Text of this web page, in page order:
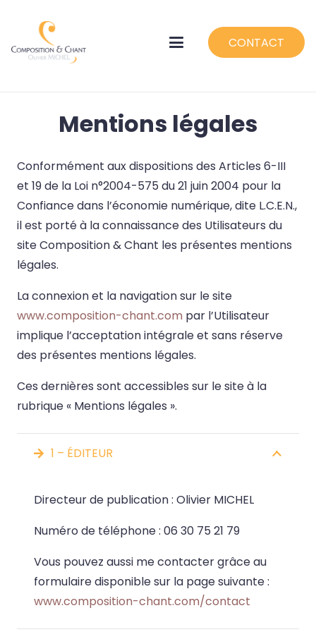
CONTACT
Mentions légales
Conformément aux dispositions des Articles 6-III
et 19 de la Loi n°2004-575 du 21 juin 2004 pour la
Confiance dans l’économie numérique, dite L.C.E.N.,
il est porté à la connaissance des Utilisateurs du
site Composition & Chant les présentes mentions
légales.
La connexion et la navigation sur le site
www.composition-chant.com par l’Utilisateur
implique l’acceptation intégrale et sans réserve
des présentes mentions légales.
Ces dernières sont accessibles sur le site à la
rubrique « Mentions légales ».
1 – ÉDITEUR
Directeur de publication : Olivier MICHEL
Numéro de téléphone : 06 30 75 21 79
Vous pouvez aussi me contacter grâce au
formulaire disponible sur la page suivante :
www.composition-chant.com/contact